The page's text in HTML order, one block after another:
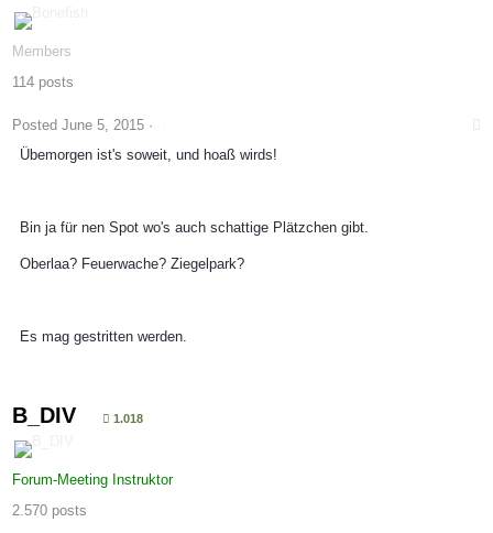
Members
114 posts
Posted June 5, 2015 ·
Übemorgen ist's soweit, und hoaß wirds!
Bin ja für nen Spot wo's auch schattige Plätzchen gibt.
Oberlaa? Feuerwache? Ziegelpark?
Es mag gestritten werden.
B_DIV 1.018
Forum-Meeting Instruktor
2.570 posts